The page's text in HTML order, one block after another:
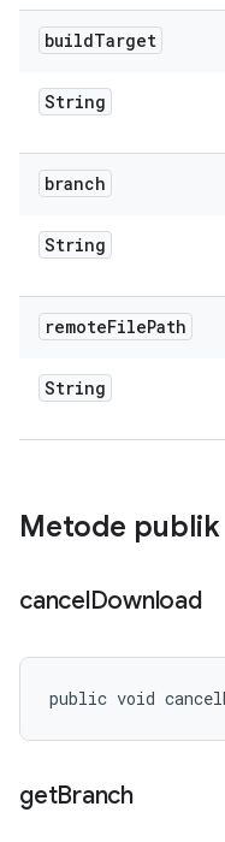
buildTarget
String
branch
String
remoteFilePath
String
Metode publik
cancelDownload
public void
getBranch